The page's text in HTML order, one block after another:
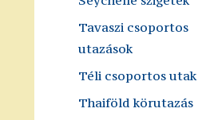
Tavaszi csoportos
utazások
Téli csoportos utak
Thaiföld körutazás